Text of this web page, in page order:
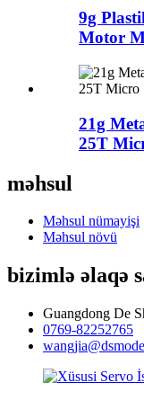
9g
Motor
21g
25T
məhsul
Məhsul nümayişi
Məhsul növü
bizimlə əlaqə
Guangdong De
0769-82252765